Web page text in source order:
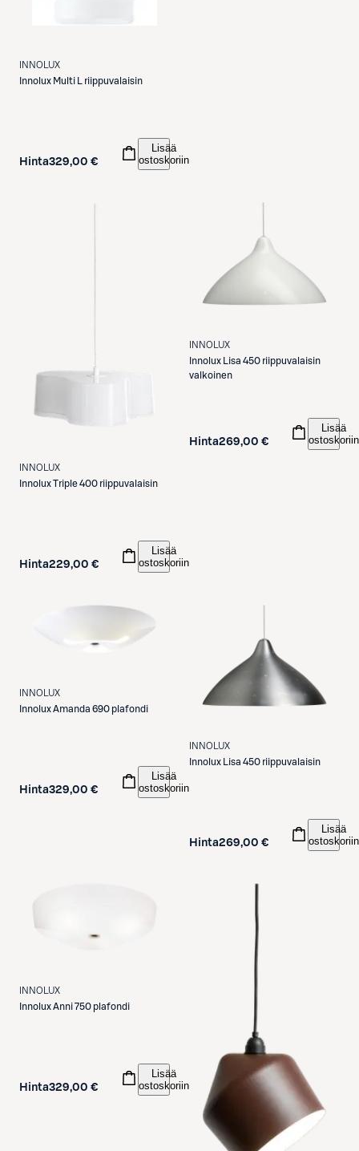
INNOLUX
Innolux Multi L riippuvalaisin
Hinta329,00 €
Lisää
ostoskoriin
INNOLUX
InnoluxTriple 400 riippuvalaisin
Hinta229,00 €
Lisää
ostoskoriin
INNOLUX
Innolux
Lisa 450 riippuvalaisin
valkoinen
Hinta269,00 €
Lisää
ostoskoriin
INNOLUX
InnoluxAmanda 690 plafondi
Hinta329,00 €
Lisää
ostoskoriin
INNOLUX
Innolux
Lisa 450 riippuvalaisin
Hinta269,00 €
Lisää
ostoskoriin
INNOLUX
InnoluxAnni 750 plafondi
Hinta329,00 €
Lisää
ostoskoriin